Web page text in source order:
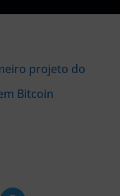
projeto do
Bitcoin